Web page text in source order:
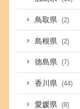
鳥取県 (2)
島根県 (2)
徳島県 (7)
香川県 (44)
愛媛県 (8)